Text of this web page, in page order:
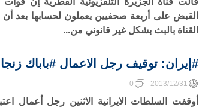
القبض على أربعة صحفيين يعملون لحسابها بعد أن
القناة بالبث بشكل غير قانوني من...
#إيران: توقيف رجل الاعمال #باباك
2013/12/31
0
أوقفت السلطات الايرانية الاثنين رجل أعمال